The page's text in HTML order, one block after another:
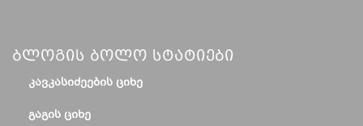
Ბლოგის Ბოლო Სტატიები
ᲙᲐᲕᲙᲐᲡᲘᲫᲔᲔᲑᲘᲡ ᲪᲘᲮᲔ
ᲒᲐᲒᲘᲡ ᲪᲘᲮᲔ